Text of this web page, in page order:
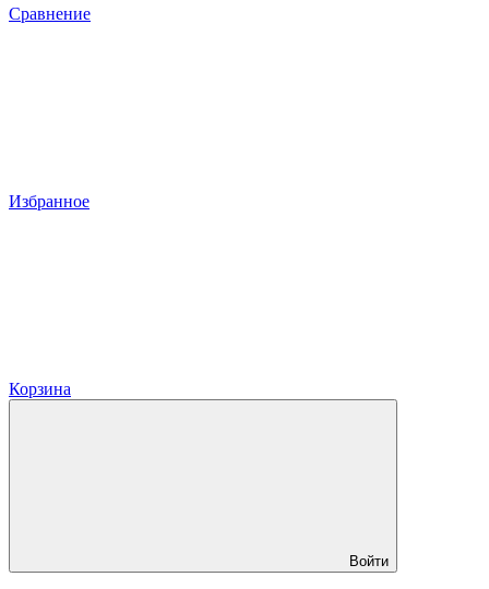
Сравнение
Избранное
Корзина
Войти